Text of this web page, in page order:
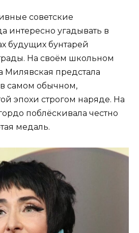
советские
интересно угадывать в
будущих бунтарей
На своём школьном
Милявская предстала
самом обычном,
эпохи строгом наряде. На
поблёскивала честно
медаль.